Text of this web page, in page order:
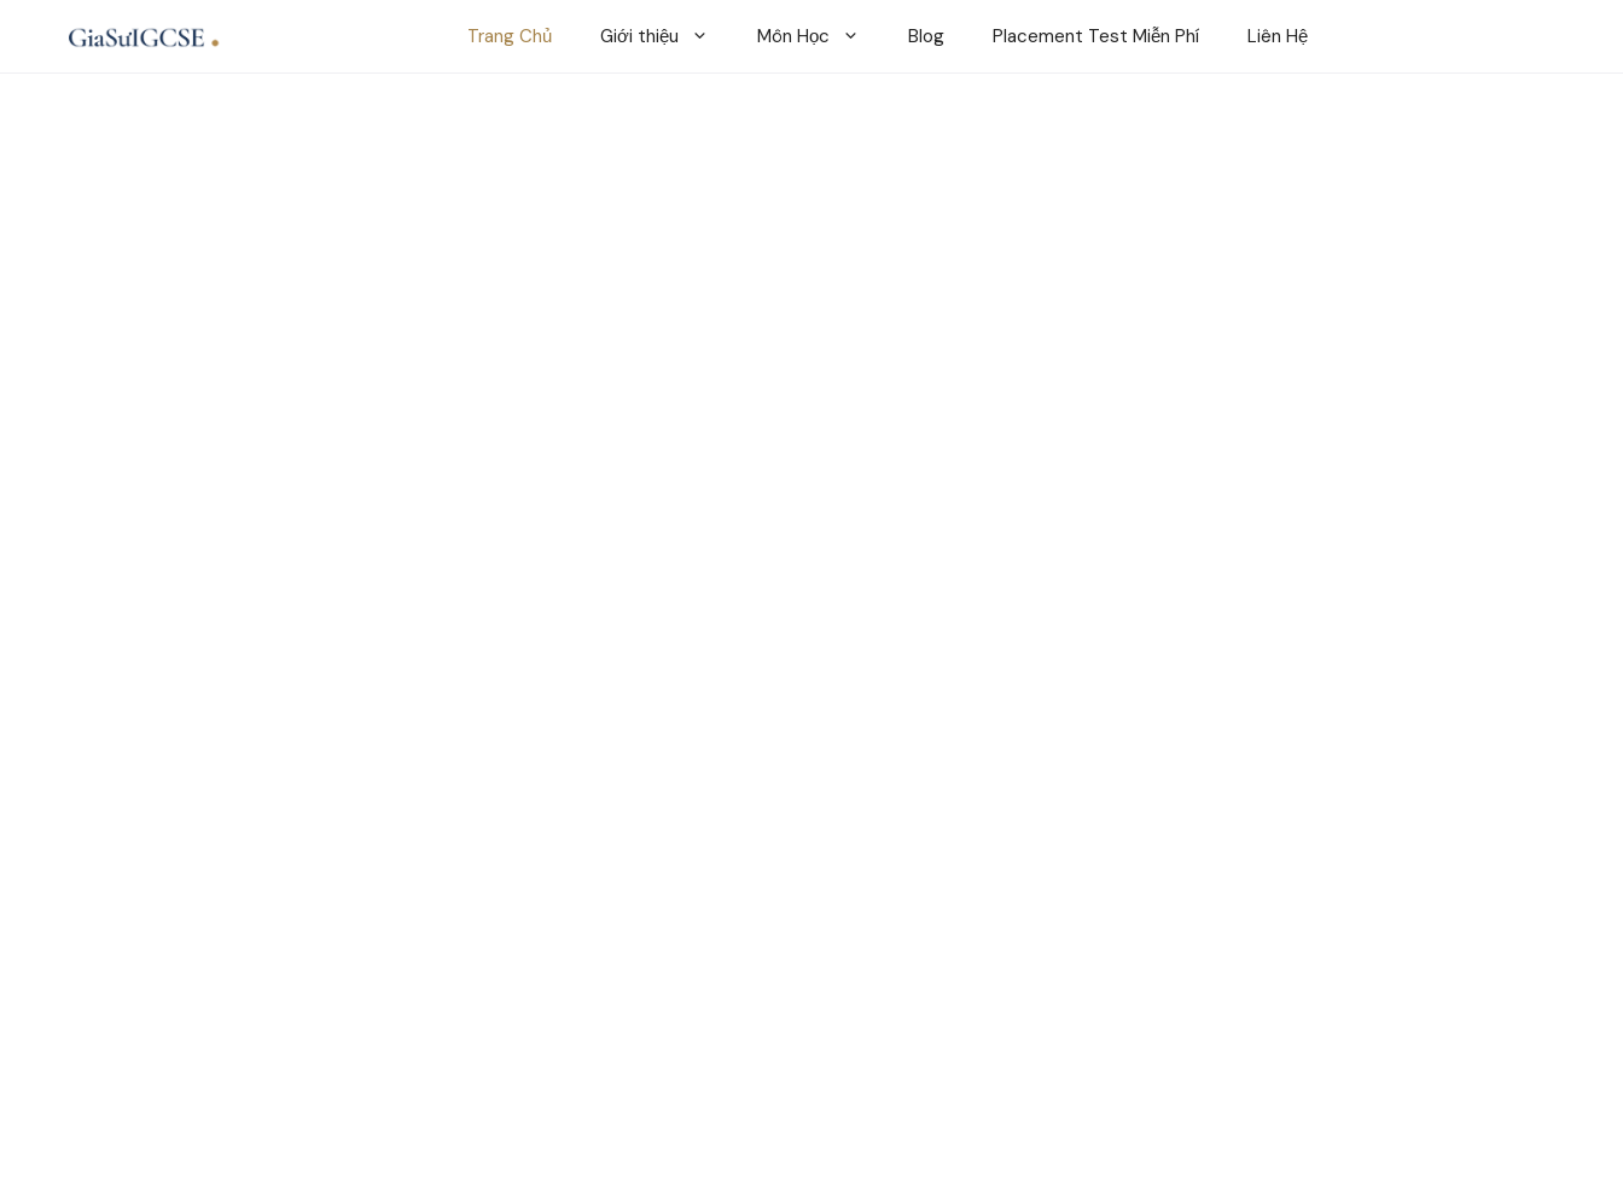
Trang Chủ Giới thiệu Môn Học Blog Placement Test Miễn Phí Liên Hệ